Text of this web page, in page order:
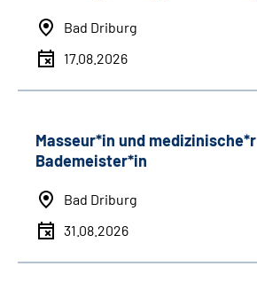
Bad Driburg
17.08.2026
Masseur*in und medizinische*r
Bademeister*in
Bad Driburg
31.08.2026